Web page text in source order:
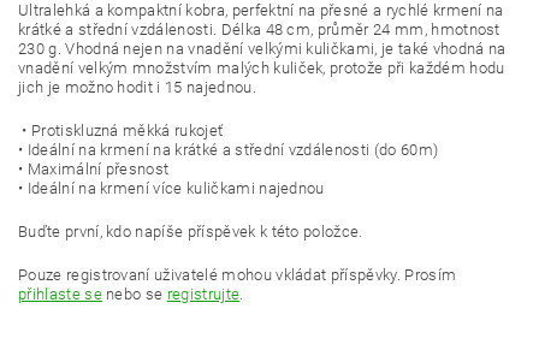
Ultralehká a kompaktní kobra, perfektní na přesné a rychlé krmení na
krátké a střední vzdálenosti. Délka 48 cm, průměr 24 mm, hmotnost
230 g. Vhodná nejen na vnadění velkými kuličkami, je také vhodná na
vnadění velkým množstvím malých kuliček, protože při každém hodu
jich je možno hodit i 15 najednou.
• Protiskluzná měkká rukojeť
• Ideální na krmení na krátké a střední vzdálenosti (do 60m)
• Maximální přesnost
• Ideální na krmení více kuličkami najednou
Buďte první, kdo napíše příspěvek k této položce.
Pouze registrovaní uživatelé mohou vkládat příspěvky. Prosím
přihlaste senebo se registrujte.